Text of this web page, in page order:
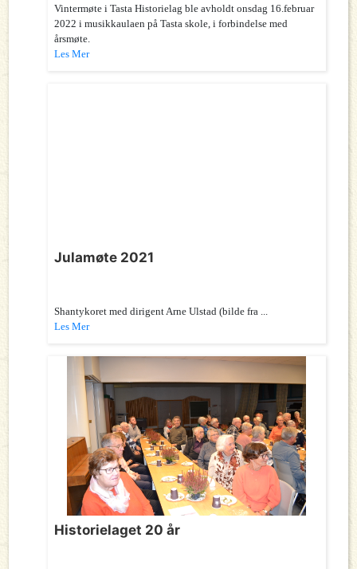
Vintermøte i Tasta Historielag ble avholdt onsdag 16.februar
2022 i musikkaulaen på Tasta skole, i forbindelse med
årsmøte.
Les Mer
Julamøte 2021
Shantykoret med dirigent Arne Ulstad (bilde fra ...
Les Mer
Historielaget 20 år